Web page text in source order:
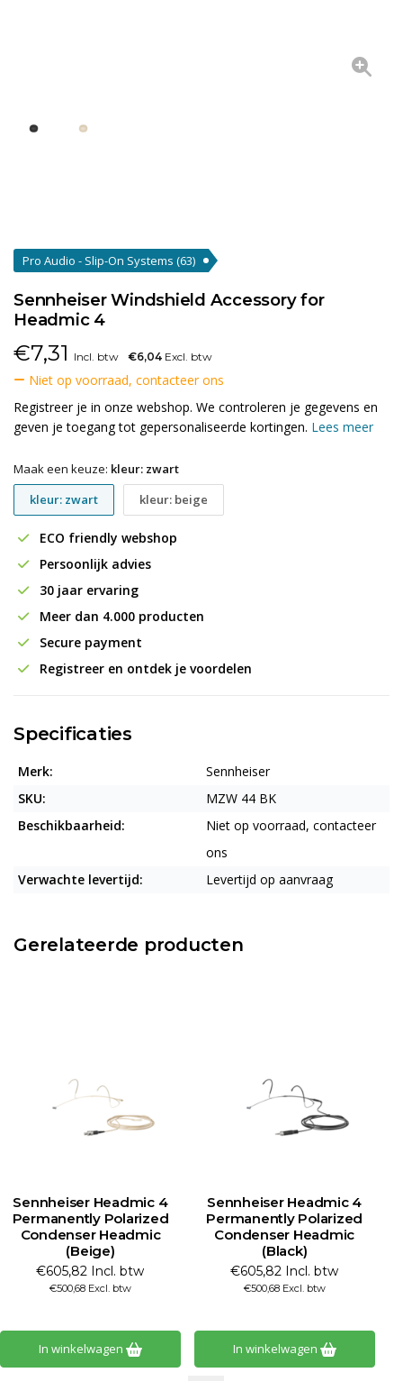
Pro Audio - Slip-On Systems (63)
Sennheiser Windshield Accessory for
Headmic 4
€7,31 Incl. btw €6,04 Excl. btw
Niet op voorraad, contacteer ons
Registreer je in onze webshop. We controleren je gegevens en
geven je toegang tot gepersonaliseerde kortingen. Lees meer
Maak een keuze: kleur: zwart
kleur: zwart
kleur: beige
ECO friendly webshop
Persoonlijk advies
30 jaar ervaring
Meer dan 4.000 producten
Secure payment
Registreer en ontdek je voordelen
Specificaties
Merk:
Sennheiser
SKU:
MZW 44 BK
Beschikbaarheid:
Niet op voorraad, contacteer
ons
Verwachte levertijd:
Levertijd op aanvraag
Gerelateerde producten
Sennheiser Headmic 4
Permanently Polarized
Condenser Headmic
(Beige)
€605,82 Incl. btw
€500,68 Excl. btw
In winkelwagen
Sennheiser Headmic 4
Permanently Polarized
Condenser Headmic
(Black)
€605,82 Incl. btw
€500,68 Excl. btw
In winkelwagen